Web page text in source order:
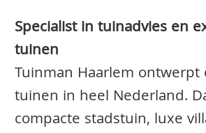
Specialist in tuinadvies en
tuinen
Tuinman Haarlem ontwerpt
tuinen in heel Nederland.
compacte stadstuin, luxe